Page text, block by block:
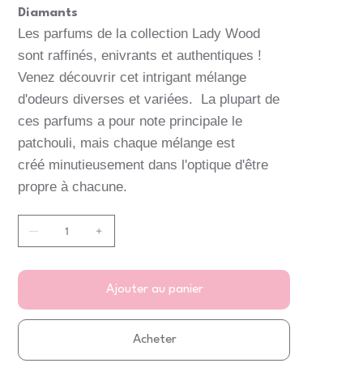
Diamants
Les parfums de la collection Lady Wood
sont raffinés, enivrants et authentiques !
Venez découvrir cet intrigant mélange
d'odeurs diverses et variées. La plupart de
ces parfums a pour note principale le
patchouli, mais chaque mélange est
créé minutieusement dans l'optique d'être
propre à chacune.
Ajouter au panier
Acheter